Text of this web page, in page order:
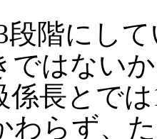
段階にし
ではない
係長とで
わらず、